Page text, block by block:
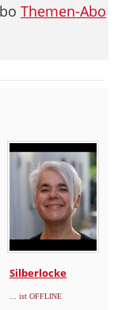
Themen-Abo
Silberlocke
... ist OFFLINE